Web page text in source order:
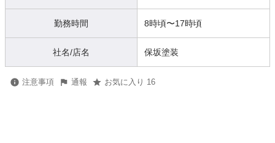
勤務時間 8時頃〜17時頃
社名/店名 保坂塗装
注意事項 通報 お気に入り 16